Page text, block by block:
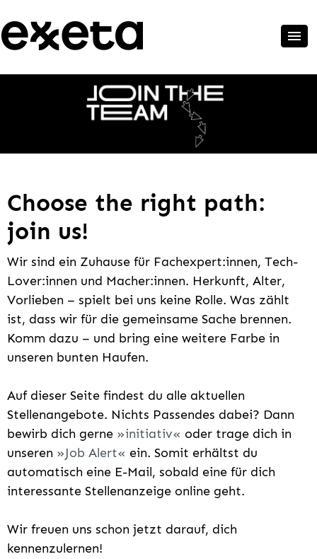
Choose the right path:
join us!
Wir sind ein Zuhause für Fachexpert:innen, Tech-
Lover:innen und Macher:innen. Herkunft, Alter,
Vorlieben – spielt bei uns keine Rolle. Was zählt
ist, dass wir für die gemeinsame Sache brennen.
Komm dazu – und bring eine weitere Farbe in
unseren bunten Haufen.
Auf dieser Seite findest du alle aktuellen
Stellenangebote. Nichts Passendes dabei? Dann
bewirb dich gerne
initiativ
oder trage dich in
unseren
Job Alert
ein. Somit erhältst du
automatisch eine E-Mail, sobald eine für dich
interessante Stellenanzeige online geht.
Wir freuen uns schon jetzt darauf, dich
kennenzulernen!